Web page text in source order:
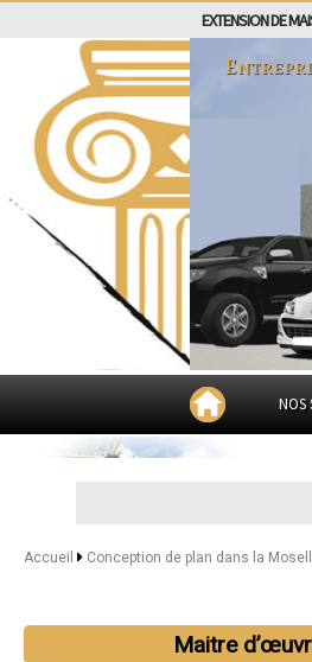
EXTENSION DE
NOS
Accueil Conception de plan dans la
Maitre